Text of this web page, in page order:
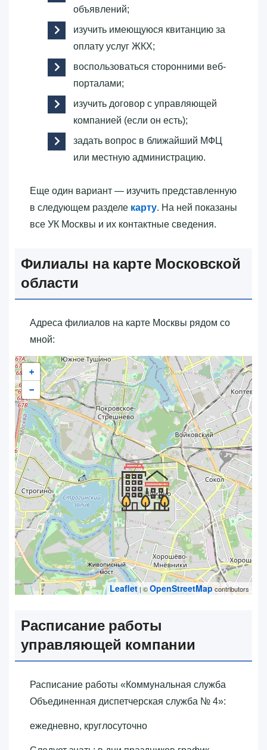
объявлений;
изучить имеющуюся квитанцию за
оплату услуг ЖКХ;
воспользоваться сторонними веб-
порталами;
изучить договор с управляющей
компанией (если он есть);
задать вопрос в ближайший МФЦ
или местную администрацию.
Еще один вариант — изучить представленную
в следующем разделе карту. На ней показаны
все УК Москвы и их контактные сведения.
Филиалы на карте Московской
области
Адреса филиалов на карте Москвы рядом со
мной:
+
−
Leaflet | ©OpenStreetMapcontributors
Расписание работы
управляющей компании
Расписание работы «‎Коммунальная служба
Объединенная диспетчерская служба № 4»‎:
ежедневно, круглосуточно